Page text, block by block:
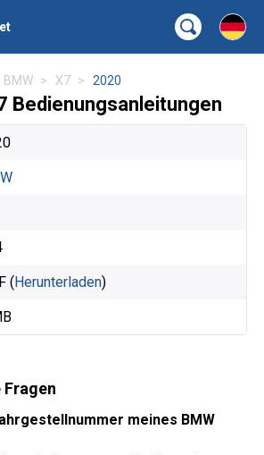
BMW X7 2020
Bedienungsanleitungen
(Herunterladen)
meines BMW